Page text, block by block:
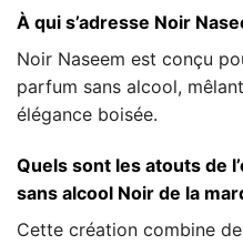
À qui s’adresse Noir
Noir Naseem est conçu
parfum sans alcool,
élégance boisée.
Quels sont les atouts de
sans alcool Noir de la
Cette création combine